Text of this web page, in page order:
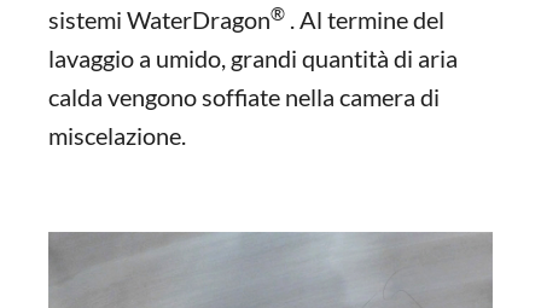
sistemi WaterDragon® . Al termine del
lavaggio a umido, grandi quantità di aria
calda vengono soffiate nella camera di
miscelazione.